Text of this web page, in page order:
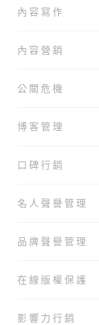
內容寫作
內容營銷
公關危機
博客管理
口碑行銷
名人聲譽管理
品牌聲譽管理
在線版權保護
影響力行銷